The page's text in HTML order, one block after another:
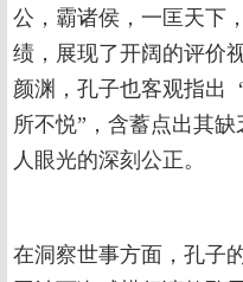
公，霸诸侯，一匡天下
绩，展现了开阔的评价
颜渊，孔子也客观指出
所不悦”，含蓄点出其
人眼光的深刻公正。
在洞察世事方面，孔子